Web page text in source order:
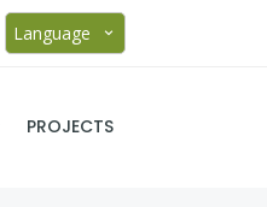
Language
PROJECTS